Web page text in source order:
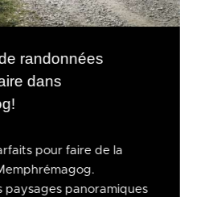
randonnées
dans
pour faire de la
paysages panoramiques